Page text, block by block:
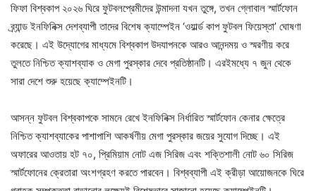
ফিফা বিশ্বকাপ ২০২৬ ঘিরে ফুটবলপ্রেমীদের উন্মাদনা যখন তুঙ্গে, তখন গ্লোবাল স্মার্টফোন
ব্র্যান্ড ইনফিনিক্স দেশব্যাপী তাদের বিশেষ ক্যাম্পেইন ‘ওয়ার্ল্ড কাপ ফুটবল ফিয়েস্তা’ ঘোষণা
করেছে। এই উদ্যোগের মাধ্যমে বিশ্বকাপ উদযাপনকে আরও আনন্দময় ও স্মরণীয় করে
তুলতে নিশ্চিত ক্যাশব্যাক ও মেগা পুরস্কার দেবে প্রতিষ্ঠানটি। এরইমধ্যে ৭ জুন থেকে
সারা দেশে শুরু হয়েছে ক্যাম্পেইনটি।
আসন্ন ফুটবল বিশ্বকাপকে সামনে রেখে ইনফিনিক্স নির্ধারিত স্মার্টফোন কেনার ক্ষেত্রে
নিশ্চিত ক্যাশব্যাকের পাশাপাশি আকর্ষণীয় মেগা পুরস্কার জয়ের সুযোগ দিচ্ছে। এই
অফারের আওতায় হট ৭০, প্রিমিয়াম নোট এজ সিরিজ এবং শক্তিশালী নোট ৬০ সিরিজ
স্মার্টফোনের ক্রেতারা অংশগ্রহণ করতে পারবেন। বিশ্বব্যাপী এই ক্রীড়া আয়োজনকে ঘিরে